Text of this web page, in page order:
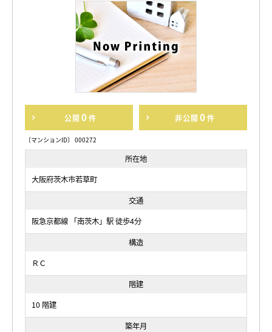
公開 0件 非公開 0件
〔マンションID〕 000272
所在地
大阪府茨木市若草町
交通
阪急京都線 「南茨木」駅 徒歩4分
構造
ＲＣ
階建
10 階建
築年月